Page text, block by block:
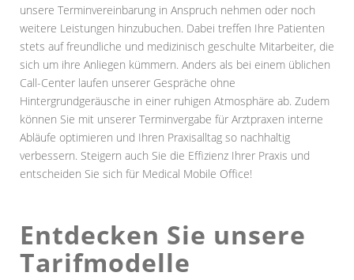
unsere Terminvereinbarung in Anspruch nehmen oder noch
weitere Leistungen hinzubuchen. Dabei treffen Ihre Patienten
stets auf freundliche und medizinisch geschulte Mitarbeiter, die
sich um ihre Anliegen kümmern. Anders als bei einem üblichen
Call-Center laufen unserer Gespräche ohne
Hintergrundgeräusche in einer ruhigen Atmosphäre ab. Zudem
können Sie mit unserer Terminvergabe für Arztpraxen interne
Abläufe optimieren und Ihren Praxisalltag so nachhaltig
verbessern. Steigern auch Sie die Effizienz Ihrer Praxis und
entscheiden Sie sich für Medical Mobile Office!
Entdecken Sie unsere
Tarifmodelle